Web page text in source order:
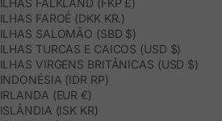
ILHAS FALKLAND (FKP £)
ILHAS FAROÉ (DKK KR.)
ILHAS SALOMÃO (SBD $)
ILHAS TURCAS E CAICOS (USD $)
ILHAS VIRGENS BRITÂNICAS (USD $)
INDONÉSIA (IDR RP)
IRLANDA (EUR €)
ISLÂNDIA (ISK KR)